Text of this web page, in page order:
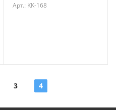
Арт.: KK-168
3 4